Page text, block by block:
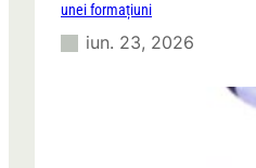
unei formațiuni
iun. 23, 2026